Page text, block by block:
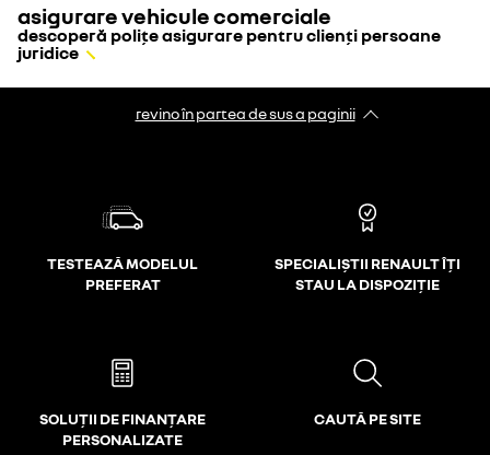
asigurare vehicule comerciale
descoperă polițe asigurare pentru clienți persoane
juridice
revino în partea de sus a paginii
TESTEAZĂ MODELUL
PREFERAT
SPECIALIȘTII RENAULT ÎȚI
STAU LA DISPOZIȚIE
SOLUȚII DE FINANȚARE
PERSONALIZATE
CAUTĂ PE SITE